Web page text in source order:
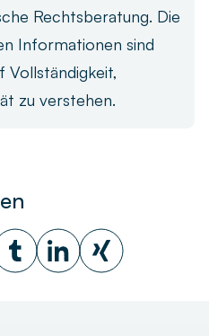
Rechtsberatung. Die
Informationen sind
Vollständigkeit,
zu verstehen.